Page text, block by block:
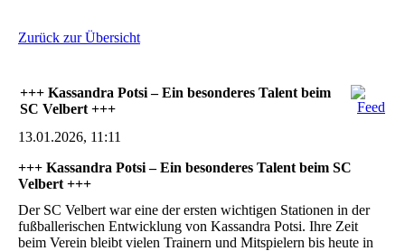
Zurück zur Übersicht
+++ Kassandra Potsi – Ein besonderes Talent beim
SC Velbert +++
13.01.2026, 11:11
+++ Kassandra Potsi – Ein besonderes Talent beim SC
Velbert +++
Der SC Velbert war eine der ersten wichtigen Stationen in der
fußballerischen Entwicklung von Kassandra Potsi. Ihre Zeit
beim Verein bleibt vielen Trainern und Mitspielern bis heute in